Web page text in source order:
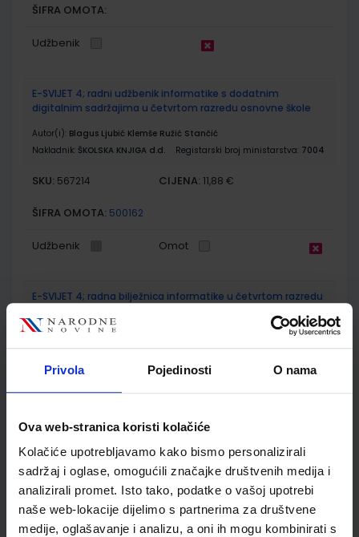
Privola Pojedinosti O nama
Ova web-stranica koristi kolačiće
Kolačiće upotrebljavamo kako bismo personalizirali
sadržaj i oglase, omogućili značajke društvenih medija i
analizirali promet. Isto tako, podatke o vašoj upotrebi
naše web-lokacije dijelimo s partnerima za društvene
medije, oglašavanje i analizu, a oni ih mogu kombinirati s
ŠIFRA OMOTA:
Udžbenik
E-SVIJET 4; radni udžbenik informatike s dodatnim
digitalnim sadržajima u četvrtom razredu osnovne škole
Autor(i): Blagus Ljubić Klemše Ružić Stančić
Nakladnik: ŠKOLSKA KNJIGA d.d. Registarski broj ministarstva: 7004
SKU: 567214 CIJENA: 11,88 €
ŠIFRA OMOTA: 500162
Udžbenik Omot
E-SVIJET 4; radna bilježnica informatike u četvrtom razredu
Autor(i):
Blagus Ljubić Klemše Ružić Stančić
7004-DOM
SKU:567215
ŠIFRA OMOTA: 500744
Udžbenik Omot
ISTRAŽUJEMO NAŠ SVIJET 4; udžbenik prirode i društva u
četvrtom razredu OŠ